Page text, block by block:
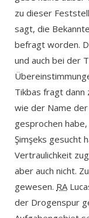
zu dieser
sagt, die
befragt worden.
und auch bei der
Tikbas fragt dann
wie der Name
gesprochen habe,
Şimşeks gesucht
Vertraulichkeit
aber auch nicht.
gewesen. RA
der Drogenspur